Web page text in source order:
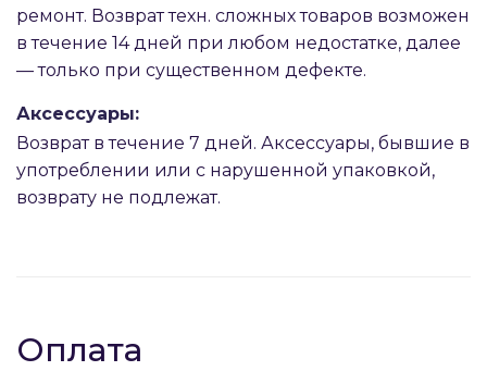
ремонт. Возврат техн. сложных товаров возможен
в течение 14 дней при любом недостатке, далее
— только при существенном дефекте.
Аксессуары:
Возврат в течение 7 дней. Аксессуары, бывшие в
употреблении или с нарушенной упаковкой,
возврату не подлежат.
Оплата